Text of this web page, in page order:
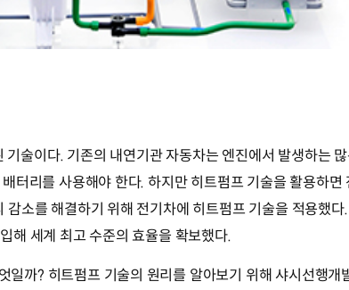
술이다. 기존의 내연기관 자동차는 엔진에서 발생하는
터리를 사용해야 한다. 하지만 히트펌프 기술을 활용하
소를 해결하기 위해 전기차에 히트펌프 기술을 적용했다
해 세계 최고 수준의 효율을 확보했다.
까? 히트펌프 기술의 원리를 알아보기 위해 샤시선행개